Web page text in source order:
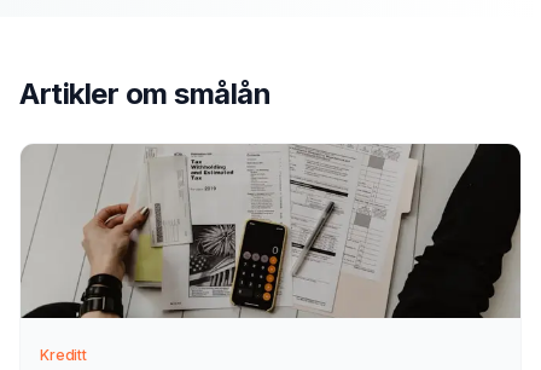
Velg smålån som type.
2 Vi tar kontakt
Vi går gjennom forespørselen din og tar kontakt med
veiledning — normalt innen 1–2 virkedager.
Sammenlign aktuelle tilbud i ro og mak, og velg det som
Artikler omsmålån
Kreditt